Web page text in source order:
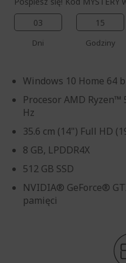
03
Dni
15
Godziny
Windows 10 Home 64
Procesor AMD Ryzen™
Hz
35.6 cm (14") Full HD
8 GB, LPDDR4X
512 GB SSD
NVIDIA® GeForce®
pamięci